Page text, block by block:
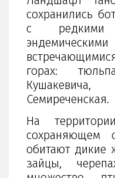
сохранились
с редкими
горах:
Семиреченская.
На
сохраняющем
обитают дикие
зайцы,